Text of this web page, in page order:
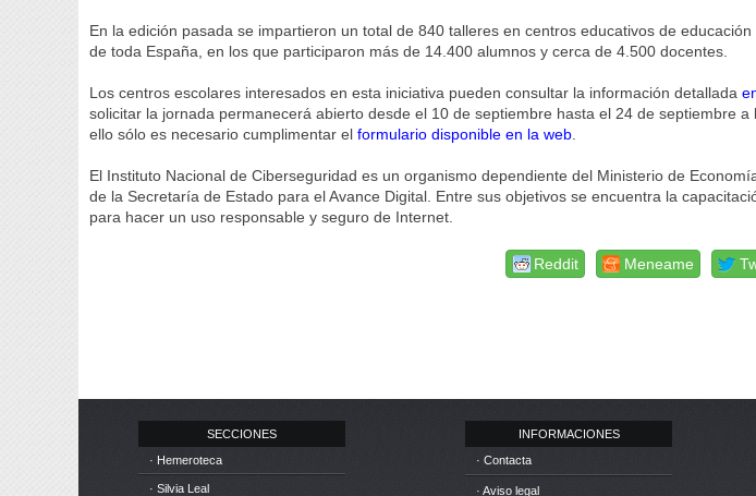
En la edición pasada se impartieron un total de 840 talleres en centros educativos de
de toda España, en los que participaron más de 14.400 alumnos y cerca de 4.500 docentes.
Los centros escolares interesados en esta iniciativa pueden consultar la información detallada
solicitar la jornada permanecerá abierto desde el 10 de septiembre hasta el 24 de septiembre a
ello sólo es necesario cumplimentar elformulario disponible en la web
El Instituto Nacional de Ciberseguridad es un organismo dependiente del Ministerio de
de la Secretaría de Estado para el Avance Digital. Entre sus objetivos se encuentra la
para hacer un uso responsable y seguro de Internet.
Meneame
Reddit
SECCIONES
· Hemeroteca
· Silvia Leal
INFORMACIONES
· Contacta
· Aviso legal